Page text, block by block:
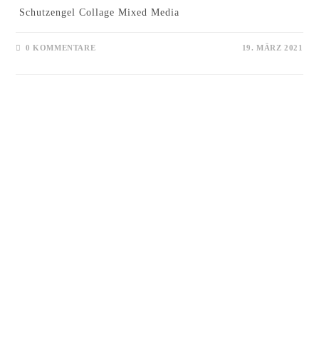
Schutzengel Collage Mixed Media
0 KOMMENTARE 19. MÄRZ 2021